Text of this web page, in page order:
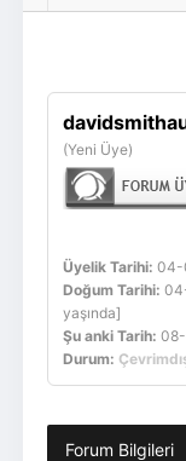
(Yeni Üye)
Üyelik Tarihi: 04-
Doğum Tarihi:
yaşında]
Şu anki Tarih:
Durum:
Forum Bilgileri